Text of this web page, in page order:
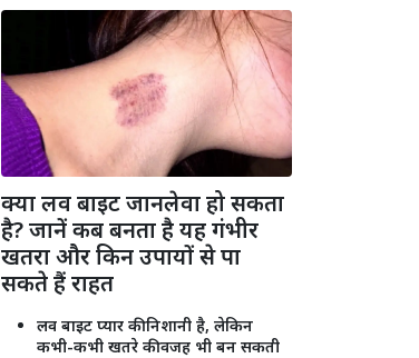
क्या लव बाइट जानलेवा हो सकता
है? जानें कब बनता है यह गंभीर
खतरा और किन उपायों से पा
सकते हैं राहत
लव बाइट प्यार की निशानी है, लेकिन
कभी-कभी खतरे की वजह भी बन सकती